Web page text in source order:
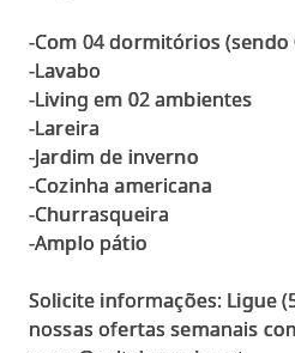
-Com 04 dormitórios (sendo
-Lavabo
-Living em 02 ambientes
-Lareira
-Jardim de inverno
-Cozinha americana
-Churrasqueira
-Amplo pátio
Solicite informações: Ligue
nossas ofertas semanais